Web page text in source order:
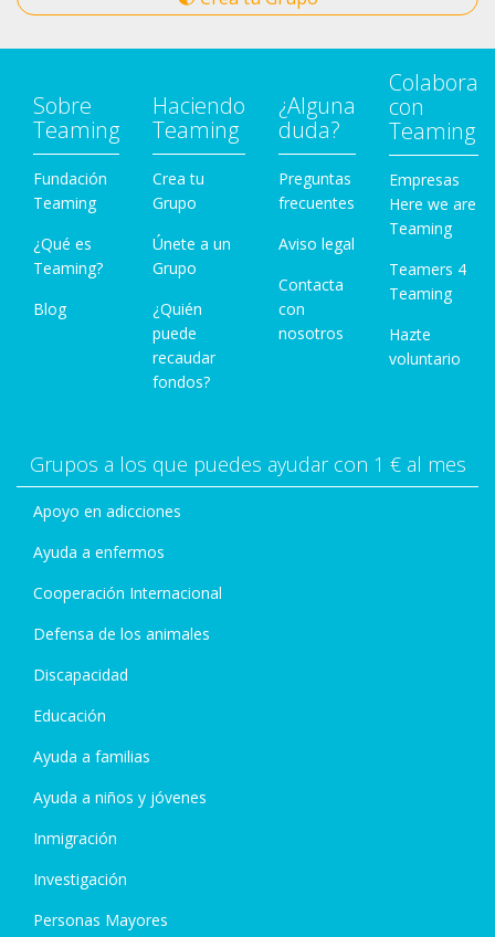
Sobre
Teaming
Fundación
Teaming
¿Qué es
Teaming?
Blog
Haciendo
Teaming
Crea tu
Grupo
Únete a un
Grupo
¿Quién
puede
recaudar
fondos?
¿Alguna
duda?
Preguntas
frecuentes
Aviso legal
Contacta
con
nosotros
Colabora
con
Teaming
Empresas
Here we are
Teaming
Teamers 4
Teaming
Hazte
voluntario
Grupos a los que puedes ayudar con 1 € al mes
Apoyo en adicciones
Ayuda a enfermos
Cooperación Internacional
Defensa de los animales
Discapacidad
Educación
Ayuda a familias
Ayuda a niños y jóvenes
Inmigración
Investigación
Personas Mayores